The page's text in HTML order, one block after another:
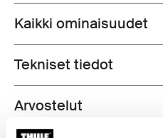
Toggle features
Kaikki ominaisuudet
Toggle techspec
Tekniset tiedot
Toggle overview
Arvostelut